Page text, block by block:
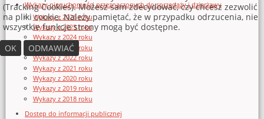
Wykazy nieruchomości przeznaczonych do sprzedaży i dzierżawy
Wykazy z 2026 roku
Wykazy z 2025 roku
Wykazy z 2024 roku
Wykazy z 2023 roku
Wykazy z 2022 roku
Wykazy z 2021 roku
Wykazy z 2020 roku
Wykazy z 2019 roku
Wykazy z 2018 roku
Dostęp do informacji publicznej
(Tracking Cookies). Możesz sam zdecydować, czy chcesz zezwolić
na pliki cookie. Należy pamiętać, że w przypadku odrzucenia, nie
wszystkie funkcje strony mogą być dostępne.
OK
ODMAWIAĆ